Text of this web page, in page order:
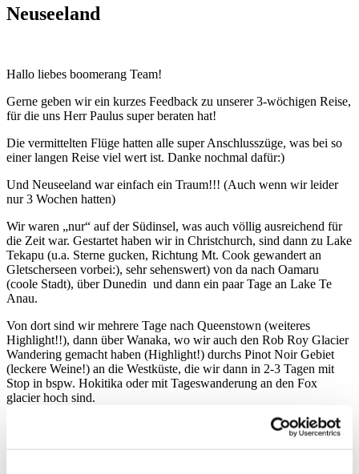
Neuseeland
Hallo liebes boomerang Team!
Gerne geben wir ein kurzes Feedback zu unserer 3-wöchigen Reise,
für die uns Herr Paulus super beraten hat!
Die vermittelten Flüge hatten alle super Anschlusszüge, was bei so
einer langen Reise viel wert ist. Danke nochmal dafür:)
Und Neuseeland war einfach ein Traum!!! (Auch wenn wir leider
nur 3 Wochen hatten)
Wir waren „nur“ auf der Südinsel, was auch völlig ausreichend für
die Zeit war. Gestartet haben wir in Christchurch, sind dann zu Lake
Tekapu (u.a. Sterne gucken, Richtung Mt. Cook gewandert an
Gletscherseen vorbei:), sehr sehenswert) von da nach Oamaru
(coole Stadt), über Dunedin und dann ein paar Tage an Lake Te
Anau.
Von dort sind wir mehrere Tage nach Queenstown (weiteres
Highlight!!), dann über Wanaka, wo wir auch den Rob Roy Glacier
Wandering gemacht haben (Highlight!) durchs Pinot Noir Gebiet
(leckere Weine!) an die Westküste, die wir dann in 2-3 Tagen mit
Stop in bspw. Hokitika oder mit Tageswanderung an den Fox
glacier hoch sind.
Am Ende waren wir dann in Nelson und Picton sowie im
Weingebiet im Norden, was auch sehr nett und lecker war:)